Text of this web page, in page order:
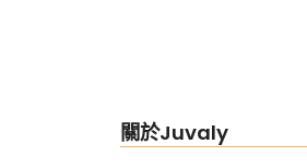
關於Juvaly